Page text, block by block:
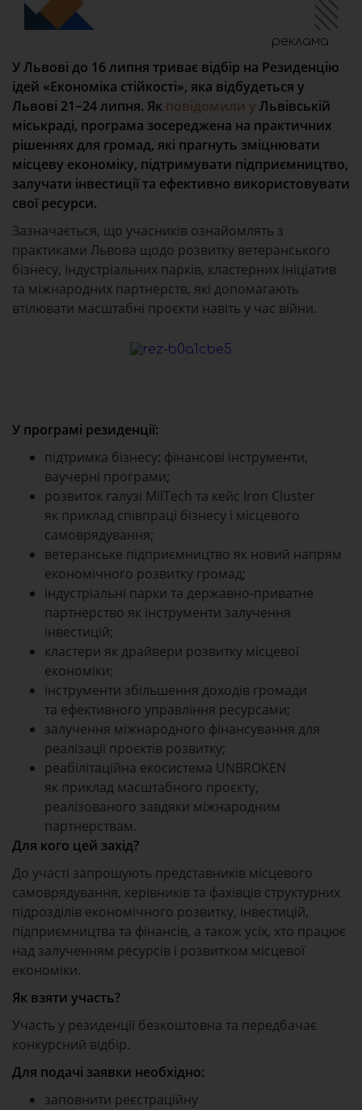
реклама
У Львові до 16 липня триває відбір на Резиденцію
ідей «Економіка стійкості», яка відбудеться у
Львові 21−24 липня. Як повідомили у Львівській
міськраді, програма зосереджена на практичних
рішеннях для громад, які прагнуть зміцнювати
місцеву економіку, підтримувати підприємництво,
залучати інвестиції та ефективно використовувати
свої ресурси.
Зазначається, що учасників ознайомлять з
практиками Львова щодо розвитку ветеранського
бізнесу, індустріальних парків, кластерних ініціатив
та міжнародних партнерств, які допомагають
втілювати масштабні проєкти навіть у час війни.
У програмі резиденції:
підтримка бізнесу: фінансові інструменти,
ваучерні програми;
розвиток галузі MilTech та кейс Iron Cluster
як приклад співпраці бізнесу і місцевого
самоврядування;
ветеранське підприємництво як новий напрям
економічного розвитку громад;
індустріальні парки та державно-приватне
партнерство як інструменти залучення
інвестицій;
кластери як драйвери розвитку місцевої
економіки;
інструменти збільшення доходів громади
та ефективного управління ресурсами;
залучення міжнародного фінансування для
реалізації проєктів розвитку;
реабілітаційна екосистема UNBROKEN
як приклад масштабного проєкту,
реалізованого завдяки міжнародним
партнерствам.
Для кого цей захід?
До участі запрошують представників місцевого
самоврядування, керівників та фахівців структурних
підрозділів економічного розвитку, інвестицій,
підприємництва та фінансів, а також усіх, хто працює
над залученням ресурсів і розвитком місцевої
економіки.
Як взяти участь?
Участь у резиденції безкоштовна та передбачає
конкурсний відбір.
Для подачі заявки необхідно:
заповнити реєстраційну